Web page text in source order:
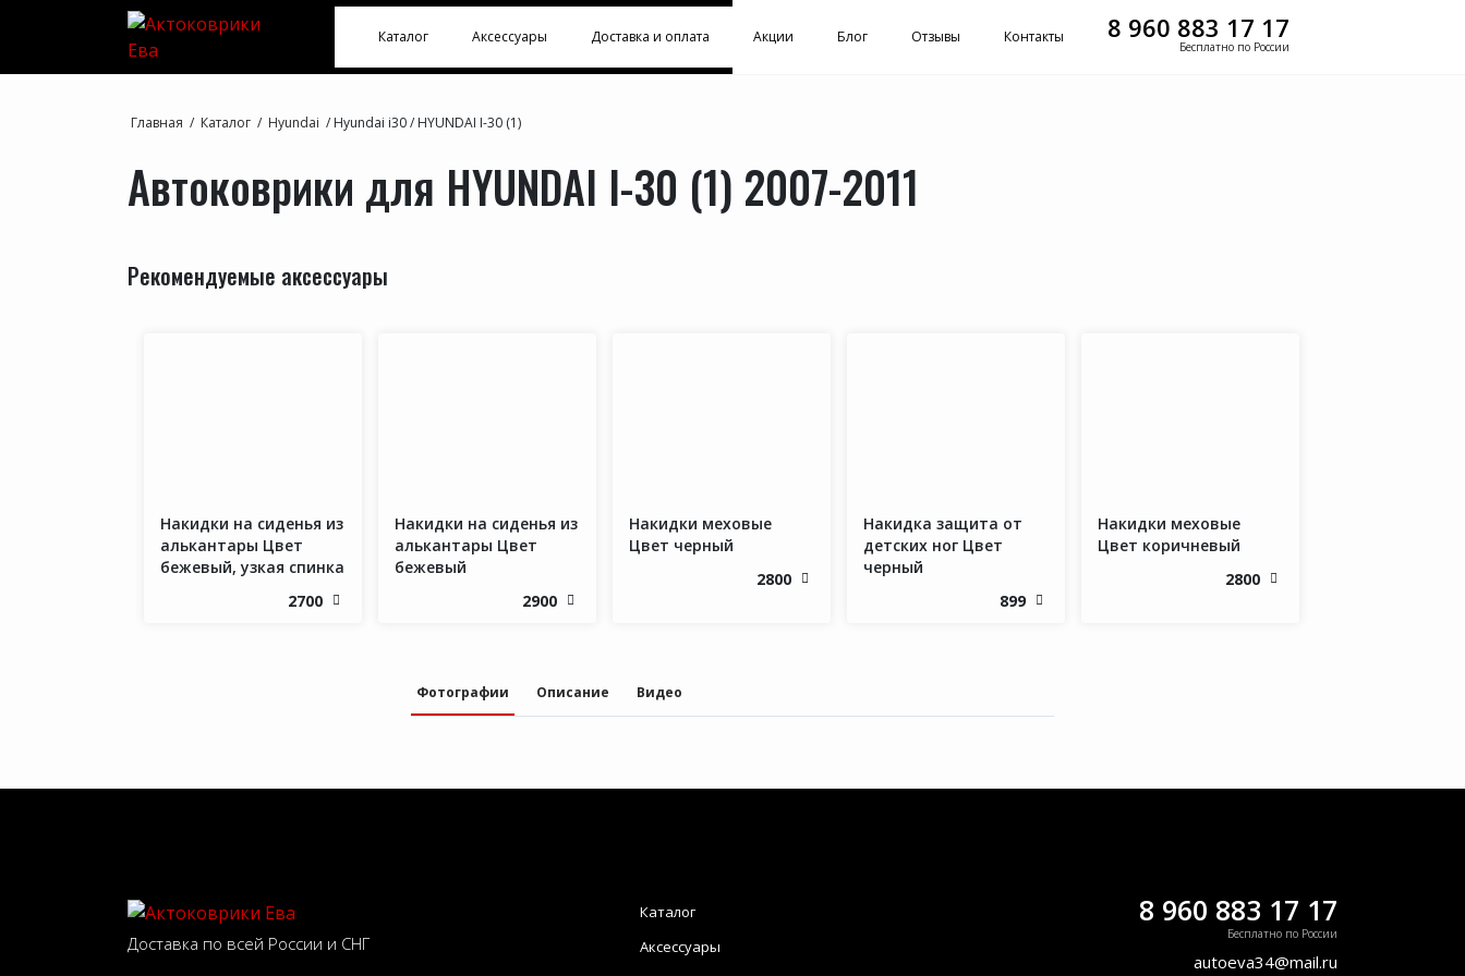
Каталог Аксессуары Доставка и оплата Акции Блог Отзывы Контакты 8 960 883 17 17
Бесплатно по России
Главная / Каталог / Hyundai / Hyundai i30/ HYUNDAI I-30 (1)
Автоковрики для HYUNDAI I-30 (1) 2007-2011
Рекомендуемые аксессуары
Накидки на сиденья из
алькантары Цвет
бежевый, узкая спинка
2700
Накидки на сиденья из
алькантары Цвет
бежевый
2900
Накидки меховые
Цвет черный
2800
Накидка защита от
детских ног Цвет
черный
899
Накидки меховые
Цвет коричневый
2800
Фотографии Описание Видео
Доставка по всей России и СНГ
Каталог
Аксессуары
8 960 883 17 17
Бесплатно по России
autoeva34@mail.ru